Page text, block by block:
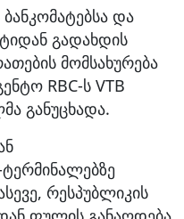
ბანკომატებსა და
გადახდის
მომსახურება
RBC-ს VTB
განუცხადა.
რესპუბლიკის